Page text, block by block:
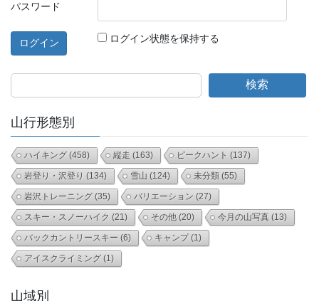
パスワード
ログイン状態を保持する
検索
山行形態別
ハイキング (458) 縦走 (163) ピークハント (137)
岩登り・沢登り (134) 雪山 (124) 未分類 (55)
岩沢トレーニング (35) バリエーション (27)
スキー・スノーハイク (21) その他 (20) 今月の山写真 (13)
バックカントリースキー (6) キャンプ(1)
アイスクライミング (1)
山域別